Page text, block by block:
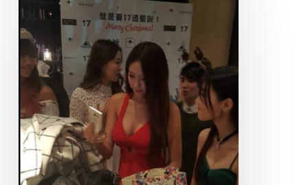
與
分
析
播
超
流
負
載
Wifi
部